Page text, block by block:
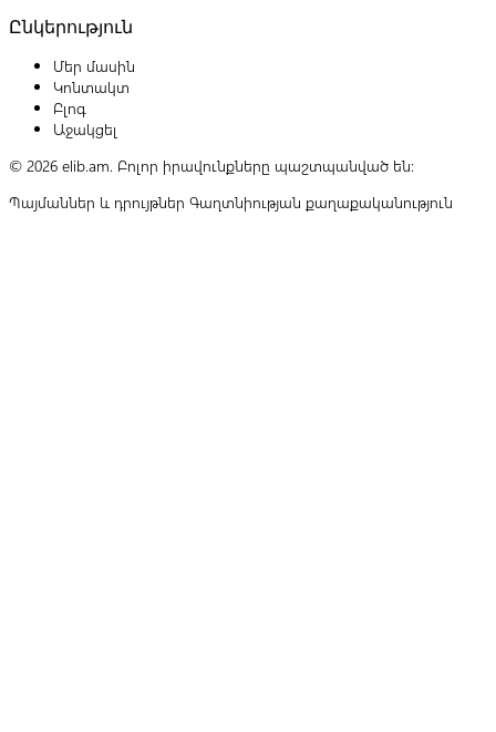
Ընկերություն
Մեր մասին
Կոնտակտ
Բլոգ
Աջակցել
© 2026 elib.am. Բոլոր իրավունքները պաշտպանված են:
Պայմաններ և դրույթներ Գաղտնիության քաղաքականություն